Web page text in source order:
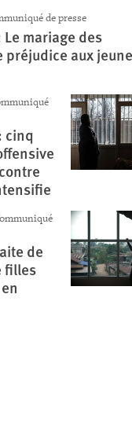
de presse
mariage des
préjudice aux
cinq
de
filles